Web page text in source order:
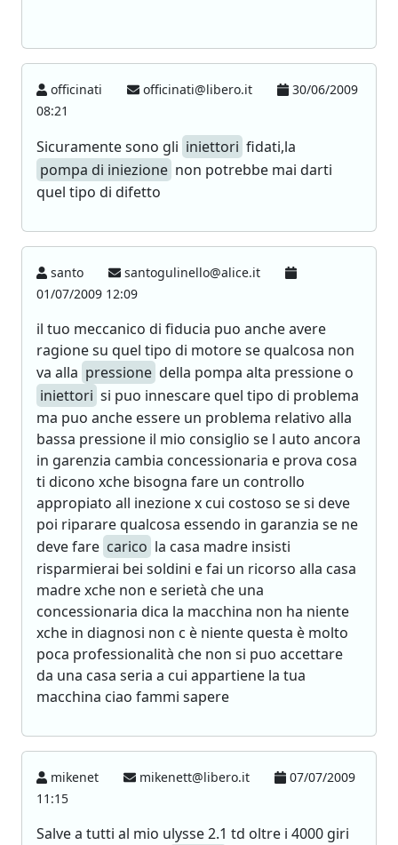
officinati officinati@libero.it
30/06/2009
08:21
Sicuramente sono gli iniettori fidati,la
pompa di iniezione non potrebbe mai darti
quel tipo di difetto
santo
santogulinello@alice.it
01/07/2009 12:09
il tuo meccanico di fiducia puo anche avere
ragione su quel tipo di motore se qualcosa non
va alla pressione della pompa alta pressione o
iniettori si puo innescare quel tipo di problema
ma puo anche essere un problema relativo alla
bassa pressione il mio consiglio se l auto ancora
in garenzia cambia concessionaria e prova cosa
ti dicono xche bisogna fare un controllo
appropiato all inezione x cui costoso se si deve
poi riparare qualcosa essendo in garanzia se ne
deve fare carico la casa madre insisti
risparmierai bei soldini e fai un ricorso alla casa
madre xche non e serietà che una
concessionaria dica la macchina non ha niente
xche in diagnosi non c è niente questa è molto
poca professionalità che non si puo accettare
da una casa seria a cui appartiene la tua
macchina ciao fammi sapere
mikenet mikenett@libero.it
07/07/2009
11:15
Salve a tutti al mio ulysse 2.1 td oltre i 4000 giri